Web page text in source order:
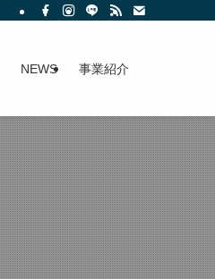
NEWS 事業紹介